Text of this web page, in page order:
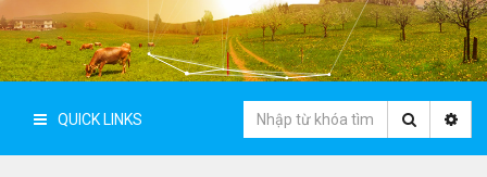
QUICK LINKS